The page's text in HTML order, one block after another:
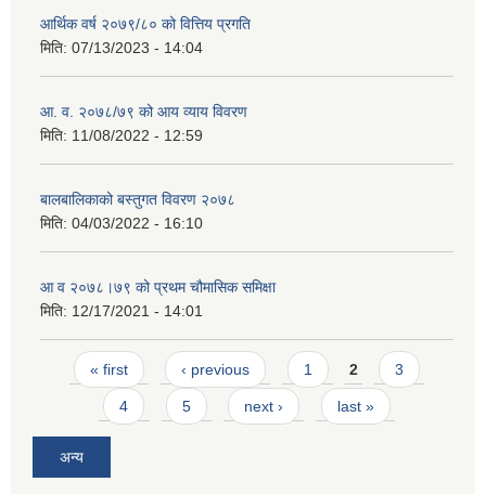
आर्थिक वर्ष २०७९/८० को वित्तिय प्रगति
मिति: 07/13/2023 - 14:04
आ. व. २०७८/७९ को आय व्याय विवरण
मिति: 11/08/2022 - 12:59
बालबालिकाको बस्तुगत विवरण २०७८
मिति: 04/03/2022 - 16:10
आ व २०७८।७९ को प्रथम चौमासिक समिक्षा
मिति: 12/17/2021 - 14:01
Pages
« first ‹ previous 1 2 3
4 5 next › last »
अन्य